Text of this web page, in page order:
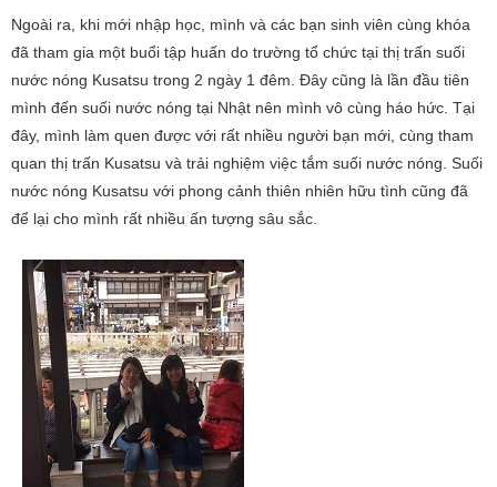
Ngoài ra, khi mới nhập học, mình và các bạn sinh viên cùng khóa
đã tham gia một buổi tập huấn do trường tổ chức tại thị trấn suối
nước nóng Kusatsu trong 2 ngày 1 đêm. Đây cũng là lần đầu tiên
mình đến suối nước nóng tại Nhật nên mình vô cùng háo hức. Tại
đây, mình làm quen được với rất nhiều người bạn mới, cùng tham
quan thị trấn Kusatsu và trải nghiệm việc tắm suối nước nóng. Suối
nước nóng Kusatsu với phong cảnh thiên nhiên hữu tình cũng đã
để lại cho mình rất nhiều ấn tượng sâu sắc.